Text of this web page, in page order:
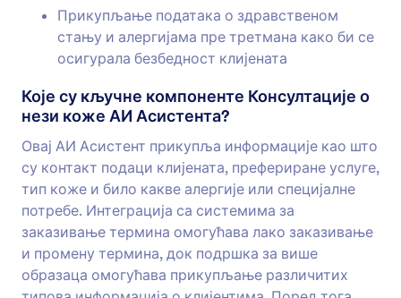
Прикупљање података о здравственом
стању и алергијама пре третмана како би се
осигурала безбедност клијената
Које су кључне компоненте Консултације о
нези коже АИ Асистента?
Овај АИ Асистент прикупља информације као што
су контакт подаци клијената, префериране услуге,
тип коже и било какве алергије или специјалне
потребе. Интеграција са системима за
заказивање термина омогућава лако заказивање
и промену термина, док подршка за више
образаца омогућава прикупљање различитих